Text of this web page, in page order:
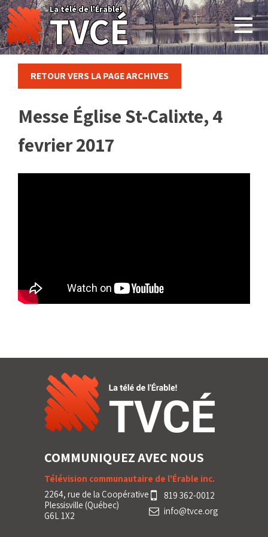
Skip
to
content
La télé de l'Érable!
TVCÉ
RETOUR VERS LA PAGE ARCHIVES
Messe Église St-Calixte, 4
fevrier 2017
COMMUNIQUEZ AVEC NOUS
Télévision communautaire de l'Érable inc.
2264, rue de la Coopérative
Plessisville (Québec)
G6L 1X2
819 362-0012
info@tvce.org